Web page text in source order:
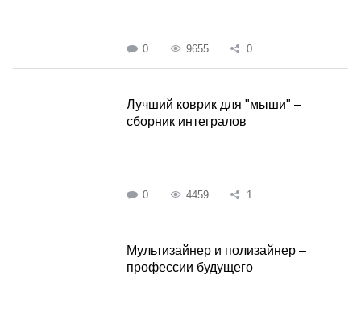
0 9655 0
Лучший коврик для "мыши" –
сборник интегралов
0 4459 1
Мультизайнер и полизайнер –
профессии будущего